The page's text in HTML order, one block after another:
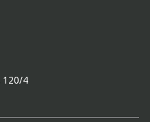
120/4